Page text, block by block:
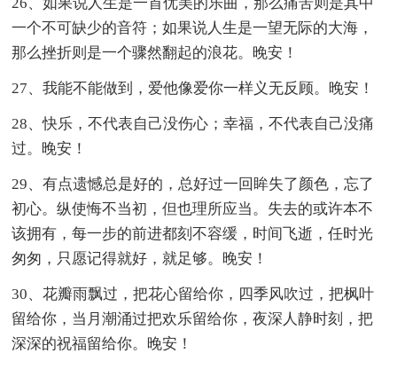
一个不可缺少的音符；如果说人生是一望无际的大海，
那么挫折则是一个骤然翻起的浪花。晚安！
27、我能不能做到，爱他像爱你一样义无反顾。晚安！
28、快乐，不代表自己没伤心；幸福，不代表自己没痛
过。晚安！
29、有点遗憾总是好的，总好过一回眸失了颜色，忘了
初心。纵使悔不当初，但也理所应当。失去的或许本不
该拥有，每一步的前进都刻不容缓，时间飞逝，任时光
匆匆，只愿记得就好，就足够。晚安！
30、花瓣雨飘过，把花心留给你，四季风吹过，把枫叶
留给你，当月潮涌过把欢乐留给你，夜深人静时刻，把
深深的祝福留给你。晚安！